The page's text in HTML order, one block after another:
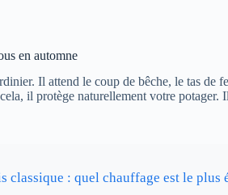
en automne
Il attend le coup de bêche, le tas de
il protège naturellement votre
classique : quel chauffage est le